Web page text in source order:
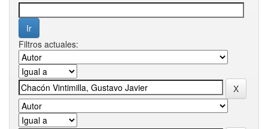
Filtros actuales: